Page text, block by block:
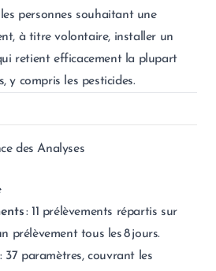
personnes souhaitant une
à titre volontaire, installer un
retient efficacement la plupart
y compris les pesticides.
des Analyses
: 11 prélèvements répartis sur
prélèvement tous les 8 jours.
: 37 paramètres, couvrant les